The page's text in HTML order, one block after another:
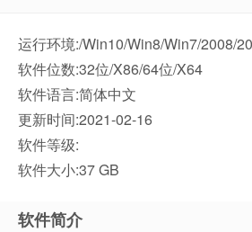
运行环境:/Win10/Win8/Win7/2008/
软件位数:32位/X86/64位/X64
软件语言:简体中文
更新时间:2021-02-16
软件等级:
软件大小:37 GB
软件简介